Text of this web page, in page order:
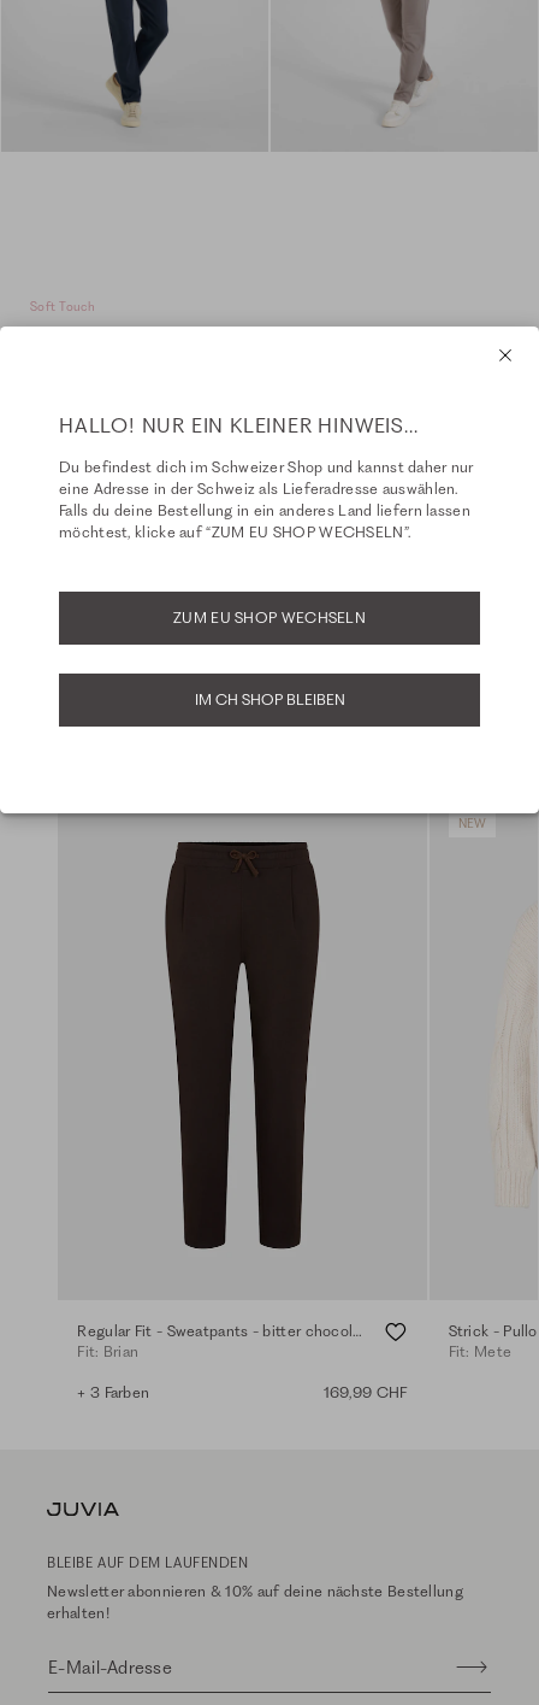
Soft Touch
+ 3 Farben 169,99 CHF + 3 Farben
Zeigt 4 von 4
Regular Fit - Sweatpants - bitter chocolate
Fit: Brian
+ 3 Farben 169,99 CHF
NEW
Strick -
Fit: Mete
BLEIBE AUF DEM LAUFENDEN
Newsletter abonnieren & 10% auf deine nächste Bestellung
erhalten!
E-Mail-Adresse
HALLO! NUR EIN KLEINER HINWEIS...
Du befindest dich im Schweizer Shop und kannst daher nur
eine Adresse in der Schweiz als Lieferadresse auswählen.
Falls du deine Bestellung in ein anderes Land liefern lassen
möchtest, klicke auf “ZUM EU SHOP WECHSELN”.
ZUM EU SHOP WECHSELN
IM CH SHOP BLEIBEN